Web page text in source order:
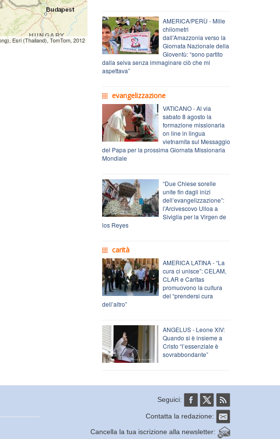
Esri (Thailand), TomTom, 2012
AMERICA/PERÙ - Mille
chilometri
dall’Amazzonia verso la
Giornata Nazionale della
Gioventù: “sono partito
dalla selva senza immaginare ciò che mi
aspettava”
evangelizzazione
VATICANO - Al via
sabato 8 agosto la
formazione missionaria
on line in lingua
vietnamita sul Messaggio
del Papa per la prossima Giornata Missionaria
Mondiale
“Due Chiese sorelle
unite fin dagli inizi
dell’evangelizzazione”:
l’Arcivescovo Ulloa a
Siviglia per la Virgen de
los Reyes
carità
AMERICA LATINA - “La
cura ci unisce”: CELAM,
CLAR e Caritas
promuovono la cultura
del “prendersi cura
dell’altro”
ANGELUS - Leone XIV:
Quando si è insieme a
Cristo “l’essenziale è
sovrabbondante”
Seguici:
Contatta la redazione:
Cancella la tua iscrizione alla newsletter: